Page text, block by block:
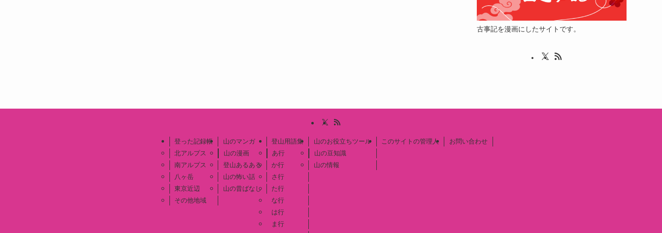
古事記を漫画にしたサイトです。
登った記録帳
北アルプス
南アルプス
八ヶ岳
東京近辺
その他地域
山のマンガ
山の漫画
登山あるある
山の怖い話
山の昔ばなし
登山用語集
あ行
か行
さ行
た行
な行
は行
ま行
山のお役立ちツール
山の豆知識
山の情報
このサイトの管理人 お問い合わせ